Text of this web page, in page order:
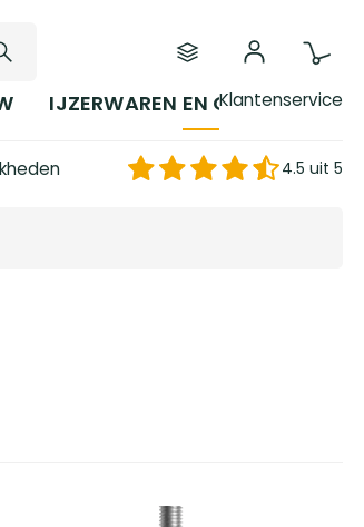
IJZERWAREN EN GEREEDSCHAP
Klantenservice
4.5 uit 5